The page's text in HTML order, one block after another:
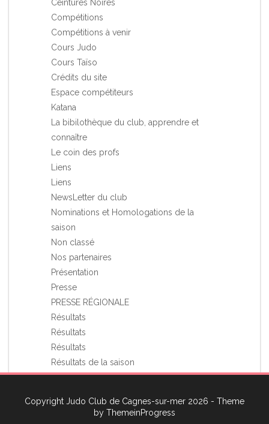
Ceintures Noires
Compétitions
Compétitions à venir
Cours Judo
Cours Taïso
Crédits du site
Espace compétiteurs
Katana
La bibilothèque du club, apprendre et
connaître
Le coin des profs
Liens
Liens
NewsLetter du club
Nominations et Homologations de la
saison
Non classé
Nos partenaires
Présentation
Presse
PRESSE RÉGIONALE
Résultats
Résultats
Résultats
Résultats de la saison
Stages et Rassemblements
Voyage à l'étranger du JCCagnes
Copyright Judo Club de Cagnes-sur-mer 2026 - Theme
by ThemeinProgress